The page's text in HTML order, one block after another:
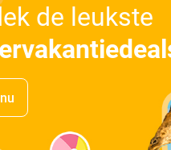
de leukste